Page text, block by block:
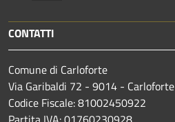
CONTATTI
Comune di Carloforte
Via Garibaldi 72 - 9014 - Carloforte
Codice Fiscale: 81002450922